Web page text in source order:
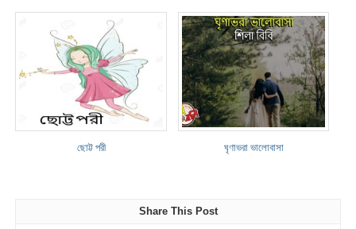
ছোট্ট পরী ঘৃণাভরা ভালোবাসা
Share This Post